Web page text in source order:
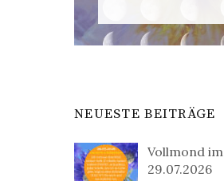
NEUESTE BEITRÄGE
Vollmond
29.07.2026